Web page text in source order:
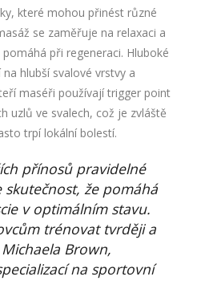
které mohou přinést různé
se zaměřuje na relaxaci a
při regeneraci. Hluboké
hlubší svalové vrstvy a
maséři používají trigger point
uzlů ve svalech, což je zvláště
trpí lokální bolestí.
přínosů pravidelné
že pomáhá
v optimálním stavu.
trénovat tvrději a
Brown,
na sportovní